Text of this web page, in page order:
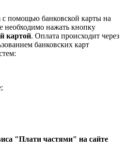
с помощью банковской карты на
необходимо нажать кнопку
картой. Оплата происходит через
банковских карт
"Плати частями" на сайте